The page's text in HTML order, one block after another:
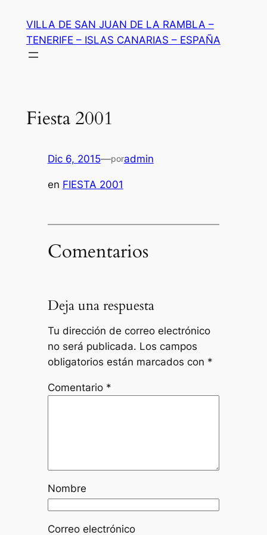
contenido
VILLA DE SAN JUAN DE LA RAMBLA –
TENERIFE – ISLAS CANARIAS – ESPAÑA
Fiesta 2001
Dic 6, 2015—poradmin
en FIESTA 2001
Comentarios
Deja una respuesta
Tu dirección de correo electrónico
no será publicada. Los campos
obligatorios están marcados con *
Comentario *
Nombre
Correo electrónico